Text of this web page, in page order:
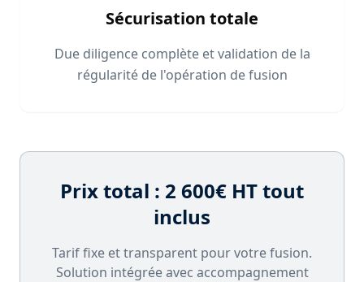
Sécurisation totale
Due diligence complète et validation de la
régularité de l'opération de fusion
Prix total : 2 600€ HT tout
inclus
Tarif fixe et transparent pour votre fusion.
Solution intégrée avec accompagnement